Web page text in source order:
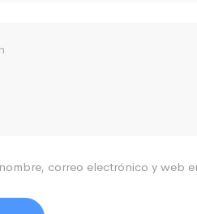
correo electrónico y web